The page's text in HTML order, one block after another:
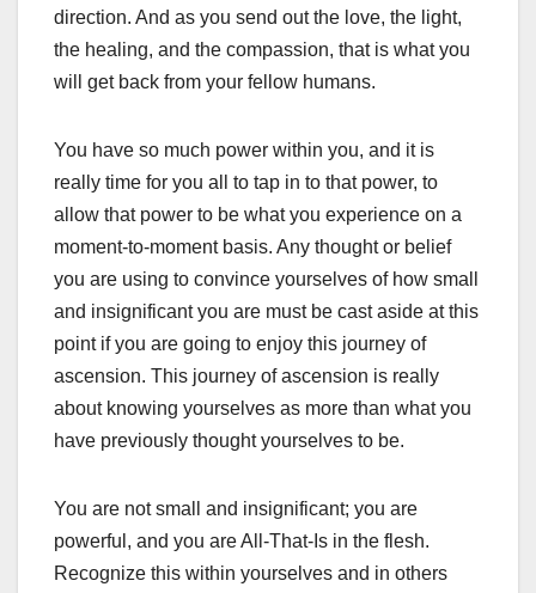
direction. And as you send out the love, the light,
the healing, and the compassion, that is what you
will get back from your fellow humans.
You have so much power within you, and it is
really time for you all to tap in to that power, to
allow that power to be what you experience on a
moment-to-moment basis. Any thought or belief
you are using to convince yourselves of how small
and insignificant you are must be cast aside at this
point if you are going to enjoy this journey of
ascension. This journey of ascension is really
about knowing yourselves as more than what you
have previously thought yourselves to be.
You are not small and insignificant; you are
powerful, and you are All-That-Is in the flesh.
Recognize this within yourselves and in others